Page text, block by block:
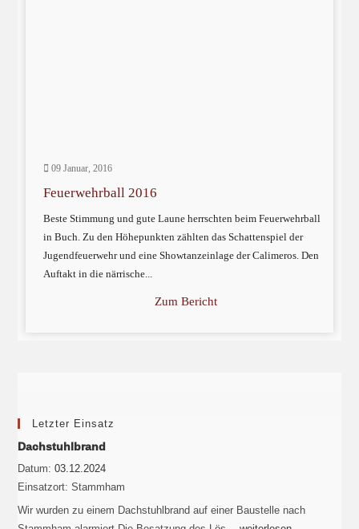
09 Januar, 2016
Feuerwehrball 2016
Beste Stimmung und gute Laune herrschten beim Feuerwehrball
in Buch. Zu den Höhepunkten zählten das Schattenspiel der
Jugendfeuerwehr und eine Showtanzeinlage der Calimeros. Den
Auftakt in die närrische...
Zum Bericht
Letzter Einsatz
Dachstuhlbrand
Datum:03.12.2024
Einsatzort: Stammham
Wir wurden zu einem Dachstuhlbrand auf einer Baustelle nach